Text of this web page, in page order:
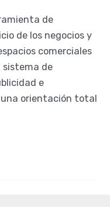
de
de los negocios y
comerciales
sistema de
e
orientación total